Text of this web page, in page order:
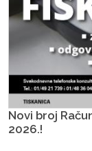
Novi broj
2026.!